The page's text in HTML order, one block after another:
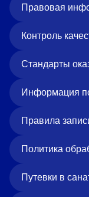
Правовая
Контроль
Стандарты
Информация
Правила
Политика
Путевки в